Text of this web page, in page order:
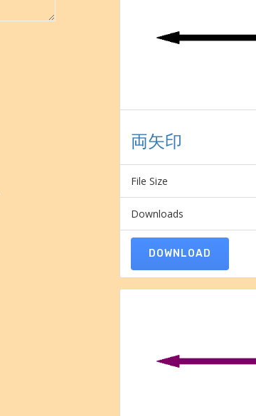
両矢印
File Size
Downloads
DOWNLOAD